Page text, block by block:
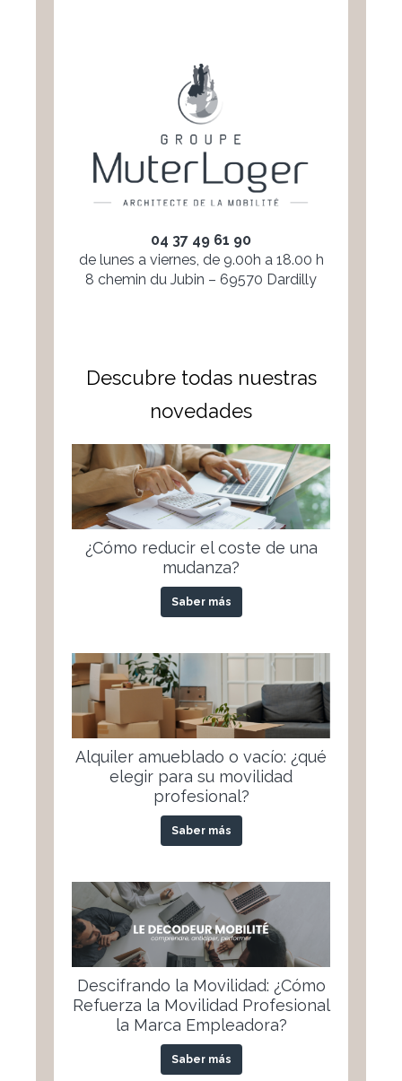
04 37 49 61 90
de lunes a viernes, de 9.00h a 18.00 h
8 chemin du Jubin – 69570 Dardilly
Descubre todas nuestras
novedades
¿Cómo reducir el coste de una
mudanza?
Saber más
Alquiler amueblado o vacío: ¿qué
elegir para su movilidad
profesional?
Saber más
Descifrando la Movilidad: ¿Cómo
Refuerza la Movilidad Profesional
la Marca Empleadora?
Saber más